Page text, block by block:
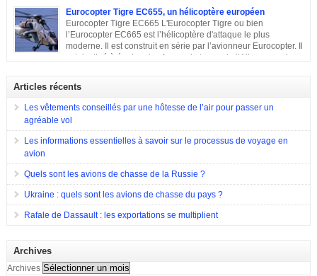
du Hughes MD 500. Il a été conçu par l’avionneur américain MD
Helicopters. Sa conception Lorsqu’en 1960, l’armée américaine a évoqué
son souhait de développer un hélicoptère léger d’observation qui serait
également capable d’endosser divers rôles, de nombreuses compagnies
sont entrées en compétition pour remporter le projet. Parmi elles, il y a eu
Eurocopter Tigre EC655, un hélicoptère européen
Eurocopter Tigre EC665 L'Eurocopter Tigre ou bien
l’Eurocopter EC665 est l’hélicoptère d'attaque le plus
moderne. Il est construit en série par l’avionneur Eurocopter. Il
est destiné à équiper les forces de terres de l’Allemagne, la
construit afin d’assurer les missions d’appui à proximité immédiate des
forces terrestres. Il a été utilisé en 2009 lors de la guerre en Afghanistan.
Eurocopter Tigre EC655
Articles récents
Les vêtements conseillés par une hôtesse de l’air pour passer un
agréable vol
Les informations essentielles à savoir sur le processus de voyage en
avion
Quels sont les avions de chasse de la Russie ?
Ukraine : quels sont les avions de chasse du pays ?
Rafale de Dassault : les exportations se multiplient
Archives
Archives